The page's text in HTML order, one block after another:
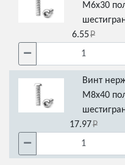
М6х30
6.55
Винт
М8х40
17.97